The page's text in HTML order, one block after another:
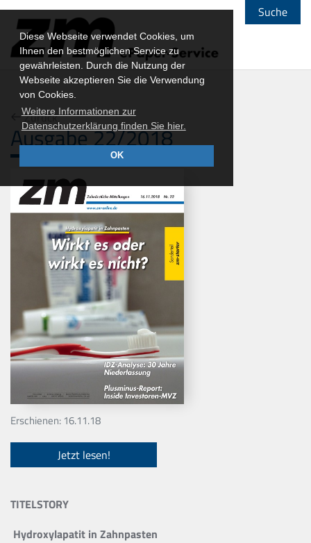
Diese Webseite verwendet Cookies, um
Ihnen den bestmöglichen Service zu
gewährleisten. Durch die Nutzung der
Webseite akzeptieren Sie die Verwendung
von Cookies.
Weitere Informationen zur
Datenschutzerklärung finden Sie hier.
OK
Suche
Ausgabe 22/2018
Zurück
Erschienen: 16.11.18
Jetzt lesen!
TITELSTORY
Hydroxylapatit in Zahnpasten